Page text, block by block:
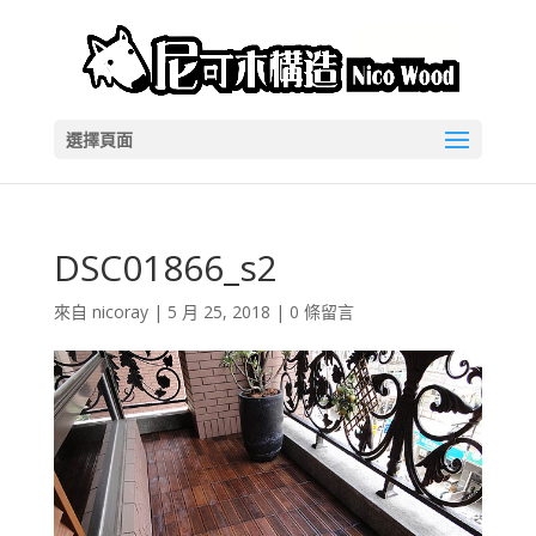
選擇頁面
DSC01866_s2
來自 nicoray| 5 月 25, 2018 | 0 條留言